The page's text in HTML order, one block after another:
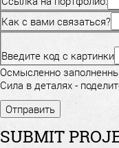
Как с вами связаться?
Введите код с картинки
Осмысленно
Сила в деталях -
SUBMIT